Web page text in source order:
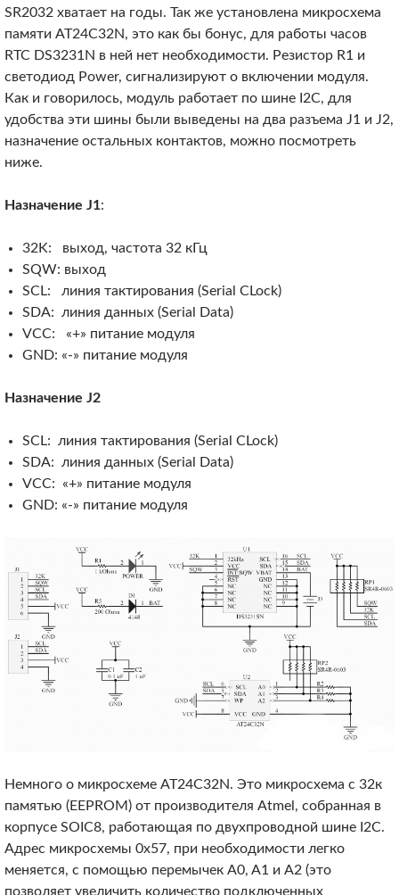
SR2032 хватает на годы. Так же установлена микросхема
памяти AT24C32N, это как бы бонус, для работы часов
RTC DS3231N в ней нет необходимости. Резистор R1 и
светодиод Power, сигнализируют о включении модуля.
Как и говорилось, модуль работает по шине I2C, для
удобства эти шины были выведены на два разъема J1 и J2,
назначение остальных контактов, можно посмотреть
ниже.
Назначение J1:
32K: выход, частота 32 кГц
SQW: выход
SCL: линия тактирования (Serial CLock)
SDA: линия данных (Serial Data)
VCC: «+» питание модуля
GND: «-» питание модуля
Назначение J2
SCL: линия тактирования (Serial CLock)
SDA: линия данных (Serial Data)
VCC: «+» питание модуля
GND: «-» питание модуля
Немного о микросхеме AT24C32N. Это микросхема с 32к
памятью (EEPROM) от производителя Atmel, собранная в
корпусе SOIC8, работающая по двухпроводной шине I2C.
Адрес микросхемы 0x57, при необходимости легко
меняется, с помощью перемычек A0, A1 и A2 (это
позволяет увеличить количество подключенных